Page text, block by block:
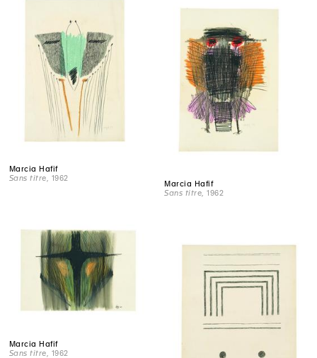
Marcia Hafif
Sans titre , 1962
Marcia Hafif
Sans titre , 1962
Marcia Hafif
Sans titre , 1962